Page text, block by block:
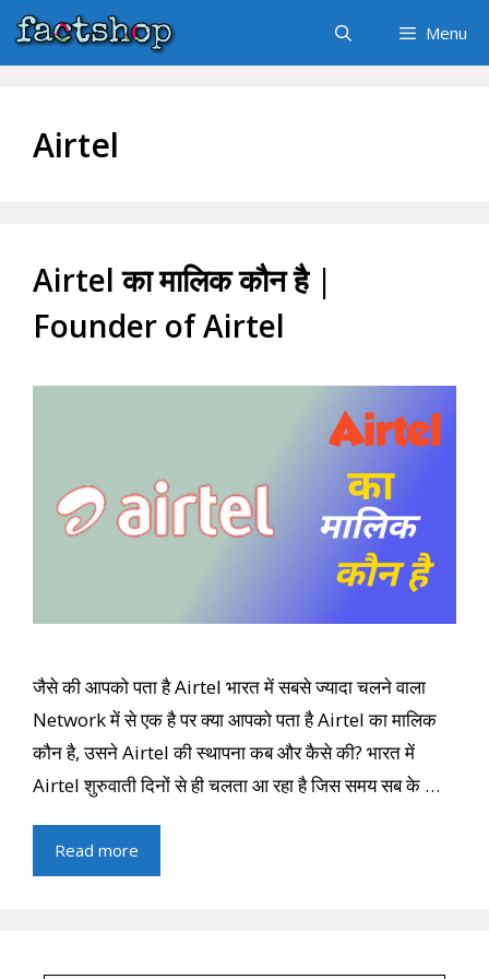
Skip
to
Menu
Airtel
Airtel का मालिक कौन है |
Founder of Airtel
जैसे की आपको पता है Airtel भारत में सबसे ज्यादा चलने वाला
Network में से एक है पर क्या आपको पता है Airtel का मालिक
कौन है, उसने Airtel की स्थापना कब और कैसे की? भारत में
Airtel शुरुवाती दिनों से ही चलता आ रहा है जिस समय सब के …
Read more